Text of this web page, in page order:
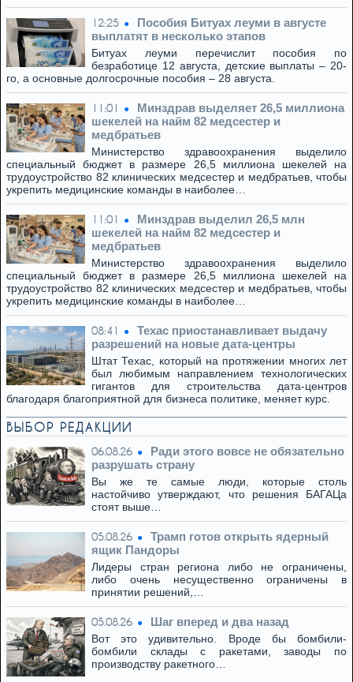
12:25
Пособия Битуах леуми в августе
выплатят в несколько этапов
Битуах леуми перечислит пособия по
безработице 12 августа, детские выплаты – 20-
го, а основные долгосрочные пособия – 28 августа.
11:01
Минздрав выделяет 26,5 миллиона
шекелей на найм 82 медсестер и
медбратьев
Министерство здравоохранения выделило
специальный бюджет в размере 26,5 миллиона шекелей на
трудоустройство 82 клинических медсестер и медбратьев, чтобы
укрепить медицинские команды в наиболее…
11:01
Минздрав выделил 26,5 млн
шекелей на найм 82 медсестер и
медбратьев
Министерство здравоохранения выделило
специальный бюджет в размере 26,5 миллиона шекелей на
трудоустройство 82 клинических медсестер и медбратьев, чтобы
укрепить медицинские команды в наиболее…
08:41
Техас приостанавливает выдачу
разрешений на новые дата-центры
Штат Техас, который на протяжении многих лет
был любимым направлением технологических
гигантов для строительства дата-центров
благодаря благоприятной для бизнеса политике, меняет курс.
ВЫБОР РЕДАКЦИИ
06.08.26
Ради этого вовсе не обязательно
разрушать страну
Вы же те самые люди, которые столь
настойчиво утверждают, что решения БАГАЦа
стоят выше…
05.08.26
Трамп готов открыть ядерный
ящик Пандоры
Лидеры стран региона либо не ограничены,
либо очень несущественно ограничены в
принятии решений,…
05.08.26 Шаг вперед и два назад
Вот это удивительно. Вроде бы бомбили-
бомбили склады с ракетами, заводы по
производству ракетного…